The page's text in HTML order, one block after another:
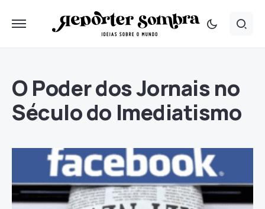
O Poder dos Jornais no
Século do Imediatismo